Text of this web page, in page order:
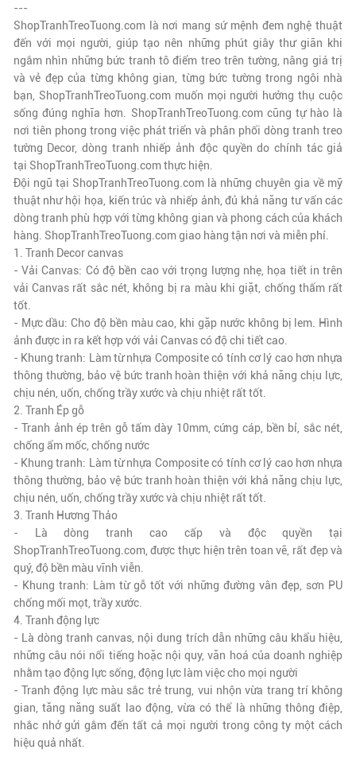
---
ShopTranhTreoTuong.com là nơi mang sứ mệnh đem nghệ thuật
đến với mọi người, giúp tạo nên những phút giây thư giãn khi
ngắm nhìn những bức tranh tô điểm treo trên tường, nâng giá trị
và vẻ đẹp của từng không gian, từng bức tường trong ngôi nhà
bạn, ShopTranhTreoTuong.commuốn mọi người hưởng thụ cuộc
sống đúng nghĩa hơn. ShopTranhTreoTuong.comcũng tự hào là
nơi tiên phong trong việc phát triển và phân phối dòng tranh treo
tường Decor, dòng tranh nhiếp ảnh độc quyền do chính tác giả
tại ShopTranhTreoTuong.comthực hiện.
Đội ngũ tại ShopTranhTreoTuong.comlà những chuyên gia về mỹ
thuật như hội họa, kiến trúc và nhiếp ảnh, đủ khả năng tư vấn các
dòng tranh phù hợp với từng không gian và phong cách của khách
hàng. ShopTranhTreoTuong.comgiao hàng tận nơi và miễn phí.
1. Tranh Decor canvas
- Vải Canvas: Có độ bền cao với trọng lượng nhẹ, họa tiết in trên
vải Canvas rất sắc nét, không bị ra màu khi giặt, chống thấm rất
tốt.
- Mực dầu: Cho độ bền màu cao, khi gặp nước không bị lem. Hình
ảnh được in ra kết hợp với vải Canvas có độ chi tiết cao.
- Khung tranh: Làm từ nhựa Composite có tính cơ lý cao hơn nhựa
thông thường, bảo vệ bức tranh hoàn thiện với khả năng chịu lực,
chịu nén, uốn, chống trầy xước và chịu nhiệt rất tốt.
2. Tranh Ép gỗ
- Tranh ảnh ép trên gỗ tấm dày 10mm, cứng cáp, bền bỉ, sắc nét,
chống ẩm mốc, chống nước
- Khung tranh: Làm từ nhựa Composite có tính cơ lý cao hơn nhựa
thông thường, bảo vệ bức tranh hoàn thiện với khả năng chịu lực,
chịu nén, uốn, chống trầy xước và chịu nhiệt rất tốt.
3. Tranh Hương Thảo
- Là dòng tranh cao cấp và độc quyền tại
ShopTranhTreoTuong.com, được thực hiện trên toan vẽ, rất đẹp và
quý, độ bền màu vĩnh viễn.
- Khung tranh: Làm từ gỗ tốt với những đường vân đẹp, sơn PU
chống mối mọt, trầy xước.
4. Tranh động lực
- Là dòng tranh canvas, nội dung trích dẫn những câu khẩu hiệu,
những câu nói nổi tiếng hoặc nội quy, văn hoá của doanh nghiệp
nhằm tạo động lực sống, động lực làm việc cho mọi người
- Tranh động lực màu sắc trẻ trung, vui nhộn vừa trang trí không
gian, tăng năng suất lao động, vừa có thể là những thông điệp,
nhắc nhở gửi gắm đến tất cả mọi người trong công ty một cách
hiệu quả nhất.